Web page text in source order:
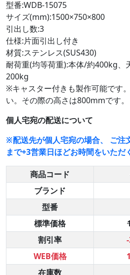
型番:WDB-15075
サイズ(mm):1500×750×800
引出し数:3
仕様:片面引出し付き
材質:ステンレス(SUS430)
耐荷重(均等荷重):本体/約400kg、
200kg
※キャスター付きも製作可能です
い。その際の高さは800mmです。
個人宅宛の配送について
※配送先が個人宅宛の場合、 ご注
まで+3営業日ほどお時間をいただ
商品コード
ブランド
型番
標準価格
割引率
WEB価格
在庫数